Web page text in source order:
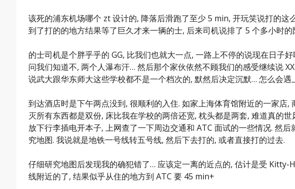
该死的浦东机场哪个 zt 设计的, 降落后滑跑了至少 5 min, 开玩笑说打的
到了打的的地方结果等了巨久才来一辆的士, 后来司机说排了 5 个多小时
的士司机是个胖乎乎的 GG, 比我们也就大一点, 一路上不停的说现在日子
问我们知道不, 两个人瀑布汗… 然后那个家伙依然不顾我们的感受继续说
说武大跟华东师大这些学校都不是一个档次的, 默然后决定沉默… 怎么会遇
到达酒店时是下午两点没到, 很顺利的入住. 如家上海体育馆附近的一家店
灭所有东西都是双份, 床比我在学校的两倍还宽, 枕头都是两套, 难道真的
放下行李插电开本子, 上网查了一下周边交通和 ATC 面试的一些情况. 然
究地图. 我说就是地铁一号线转五号线, 然后下去打的, 或者直接打的过去.
仔细研究地图后发现我的确犯错了… 应该定一离的近点的, 估计是受
线附近的了, 结果似乎从住的地方到 ATC 要 45 min+